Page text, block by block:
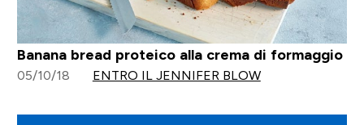
Banana bread proteico alla crema di formaggio
05/10/18 ENTRO IL JENNIFER BLOW